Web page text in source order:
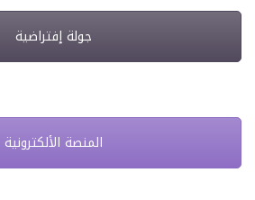
جولة إفتراضية
المنصة الألكترونية